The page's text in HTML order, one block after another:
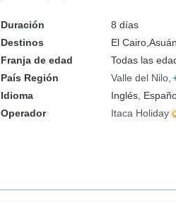
Duración
8 días
Destinos
El Cairo, Asuán,
Franja de edad
Todas las
País Región
Valle del Nilo
Idioma
Inglés,
Operador
Itaca Holiday